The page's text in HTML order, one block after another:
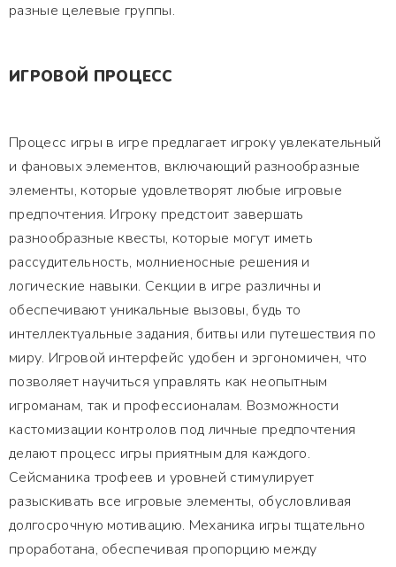
разные целевые группы.
ИГРОВОЙ ПРОЦЕСС
Процесс игры в игре предлагает игроку увлекательный
и фановых элементов, включающий разнообразные
элементы, которые удовлетворят любые игровые
предпочтения. Игроку предстоит завершать
разнообразные квесты, которые могут иметь
рассудительность, молниеносные решения и
логические навыки. Секции в игре различны и
обеспечивают уникальные вызовы, будь то
интеллектуальные задания, битвы или путешествия по
миру. Игровой интерфейс удобен и эргономичен, что
позволяет научиться управлять как неопытным
игроманам, так и профессионалам. Возможности
кастомизации контролов под личные предпочтения
делают процесс игры приятным для каждого.
Сейсманика трофеев и уровней стимулирует
разыскивать все игровые элементы, обусловливая
долгосрочную мотивацию. Механика игры тщательно
проработана, обеспечивая пропорцию между